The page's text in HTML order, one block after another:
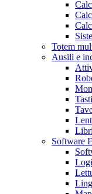
Totem
Ausili e
Libri
Software